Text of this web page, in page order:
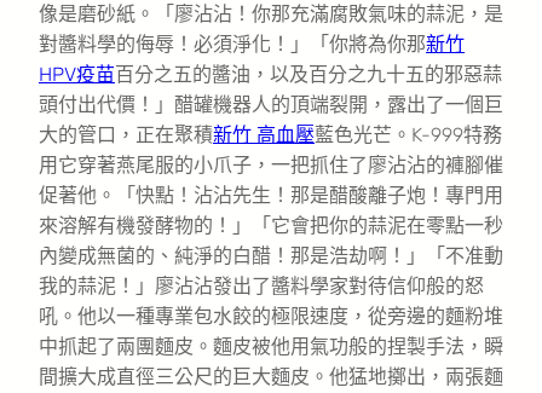
像是磨砂紙。「廖沾沾！你那充滿腐敗氣味的蒜泥，是
對醬料學的侮辱！必須淨化！」「你將為你那新竹
HPV疫苗百分之五的醬油，以及百分之九十五的邪惡蒜
頭付出代價！」醋罐機器人的頂端裂開，露出了一個巨
大的管口，正在聚積新竹 高血壓藍色光芒。K-999特務
用它穿著燕尾服的小爪子，一把抓住了廖沾沾的褲腳催
促著他。「快點！沾沾先生！那是醋酸離子炮！專門用
來溶解有機發酵物的！」「它會把你的蒜泥在零點一秒
內變成無菌的、純淨的白醋！那是浩劫啊！」「不准動
我的蒜泥！」廖沾沾發出了醬料學家對待信仰般的怒
吼。他以一種專業包水餃的極限速度，從旁邊的麵粉堆
中抓起了兩團麵皮。麵皮被他用氣功般的捏製手法，瞬
間擴大成直徑三公尺的巨大麵皮。他猛地擲出，兩張麵